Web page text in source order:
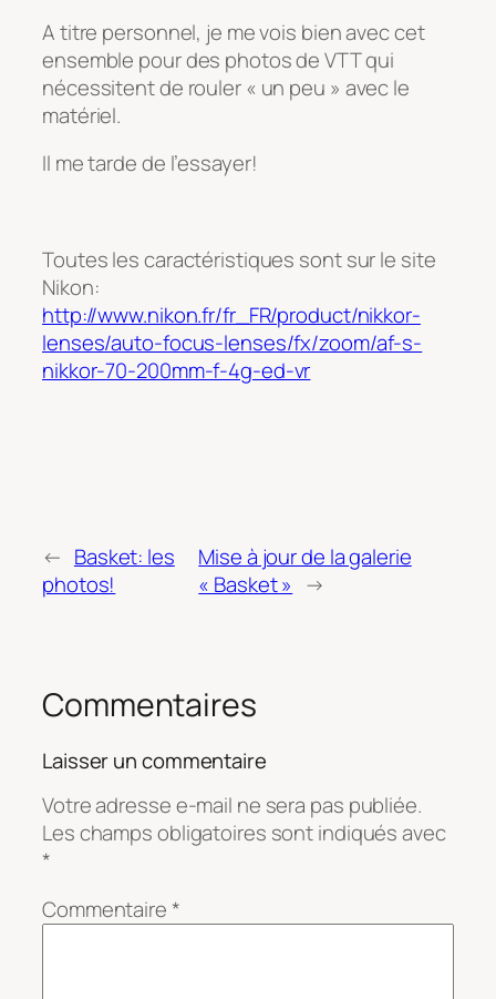
A titre personnel, je me vois bien avec cet
ensemble pour des photos de VTT qui
nécessitent de rouler « un peu » avec le
matériel.
Il me tarde de l’essayer!
Toutes les caractéristiques sont sur le site
Nikon:
http://www.nikon.fr/fr_FR/product/nikkor-
lenses/auto-focus-lenses/fx/zoom/af-s-
nikkor-70-200mm-f-4g-ed-vr
← Basket: les
photos!
Mise à jour de la galerie
« Basket » →
Commentaires
Laisser un commentaire
Votre adresse e-mail ne sera pas publiée.
Les champs obligatoires sont indiqués avec
*
Commentaire*